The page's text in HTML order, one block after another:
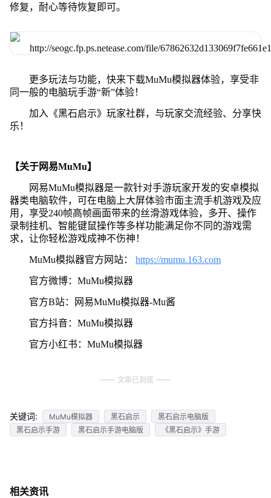
修复，耐心等待恢复即可。
更多玩法与功能，快来下载MuMu模拟器体验，享受非
同一般的电脑玩手游“新”体验！
加入《黑石启示》玩家社群，与玩家交流经验、分享快
乐！
【关于网易MuMu】
网易MuMu模拟器是一款针对手游玩家开发的安卓模拟
器类电脑软件，可在电脑上大屏体验市面主流手机游戏及应
用，享受240帧高帧画面带来的丝滑游戏体验，多开、操作
录制挂机、智能键鼠操作等多样功能满足你不同的游戏需
求，让你轻松游戏成神不伤神！
MuMu模拟器官方网站： https://mumu.163.com
官方微博：MuMu模拟器
官方B站：网易MuMu模拟器-Mu酱
官方抖音：MuMu模拟器
官方小红书：MuMu模拟器
文章已到底
关键词: MuMu模拟器 黑石启示
黑石启示电脑版
黑石启示手游
黑石启示手游电脑版 《黑石启示》手游
相关资讯